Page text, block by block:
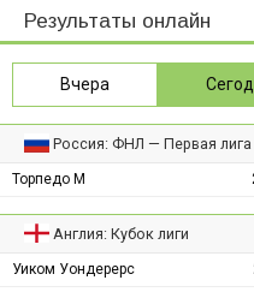
Результаты онлайн
Вчера
Россия: ФНЛ — Первая лига
Торпедо М
Англия: Кубок лиги
Уиком Уондерерс